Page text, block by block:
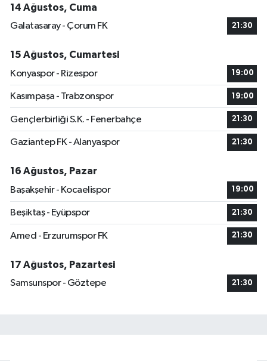
14 Ağustos, Cuma
Galatasaray - Çorum FK
21:30
15 Ağustos, Cumartesi
Konyaspor - Rizespor
19:00
Kasımpaşa - Trabzonspor 19:00
Gençlerbirliği S.K. - Fenerbahçe 21:30
Gaziantep FK - Alanyaspor 21:30
16 Ağustos, Pazar
Başakşehir - Kocaelispor
19:00
Beşiktaş - Eyüpspor 21:30
Amed - Erzurumspor FK 21:30
17 Ağustos, Pazartesi
Samsunspor - Göztepe
21:30